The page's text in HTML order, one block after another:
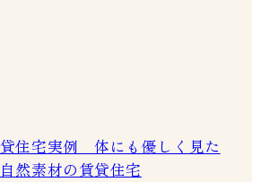
住宅実例 体にも優しく見た
然素材の賃貸住宅